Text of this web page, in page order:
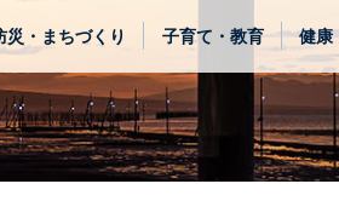
災・まちづくり 子育て・教育 健康